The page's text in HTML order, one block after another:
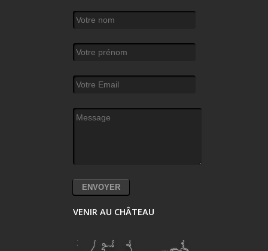
Votre nom
Votre prénom
Votre Email
Message
VENIR AU CHÂTEAU